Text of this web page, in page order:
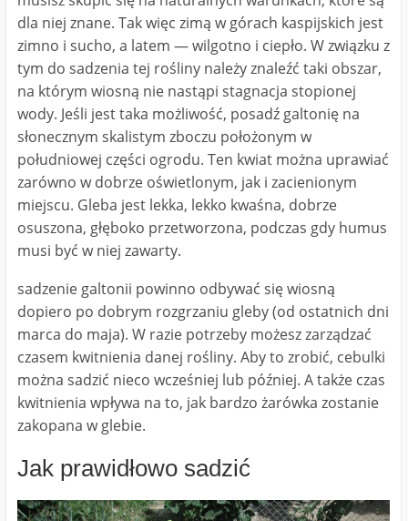
dla niej znane. Tak więc zimą w górach kaspijskich jest
zimno i sucho, a latem ― wilgotno i ciepło. W związku z
tym do sadzenia tej rośliny należy znaleźć taki obszar,
na którym wiosną nie nastąpi stagnacja stopionej
wody. Jeśli jest taka możliwość, posadź galtonię na
słonecznym skalistym zboczu położonym w
południowej części ogrodu. Ten kwiat można uprawiać
zarówno w dobrze oświetlonym, jak i zacienionym
miejscu. Gleba jest lekka, lekko kwaśna, dobrze
osuszona, głęboko przetworzona, podczas gdy humus
musi być w niej zawarty.
sadzenie galtonii powinno odbywać się wiosną
dopiero po dobrym rozgrzaniu gleby (od ostatnich dni
marca do maja). W razie potrzeby możesz zarządzać
czasem kwitnienia danej rośliny. Aby to zrobić, cebulki
można sadzić nieco wcześniej lub później. A także czas
kwitnienia wpływa na to, jak bardzo żarówka zostanie
zakopana w glebie.
Jak prawidłowo sadzić